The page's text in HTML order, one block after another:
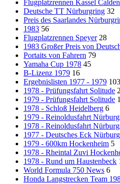
Flugplatzrennen Kassel Calden
Deutsche TT Nürburgring 32
Preis des Saarlandes
1983 56
Flugplatzrennen Speyer 28
1983 Großer Preis von
Portaits von Fahrern 79
Yamaha Cup 1978 45
B-Lizenz 1979 16
Ergebnislisten 1977 - 1979 103
1978 - Prüfungsfahrt Solitude
1979 - Prüfungsfahrt Solitude
1978 - Schloß Heidelberg 6
1979 - Reinoldusfahrt
1978 - Reinoldusfahrt
1977 - Deutsches Eck
1979 - 600km Hockenheim 5
1978 - Rheintal Zuvi
1978 - Rund um Haustenbeck
World Formula 750 News 6
Honda Langstrecken Team